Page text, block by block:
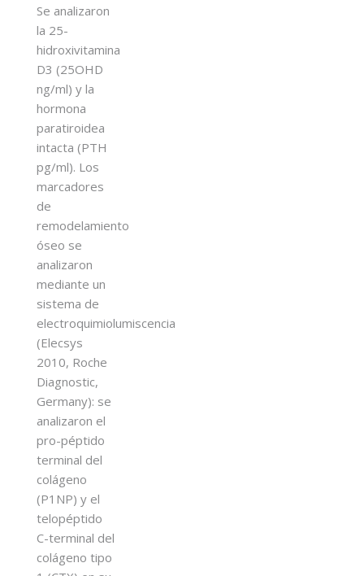
Se analizaron
la 25-
hidroxivitamina
D3 (25OHD
ng/ml) y la
hormona
paratiroidea
intacta (PTH
pg/ml). Los
marcadores
de
remodelamiento
óseo se
analizaron
mediante un
sistema de
electroquimiolumiscencia
(Elecsys
2010, Roche
Diagnostic,
Germany): se
analizaron el
pro-péptido
terminal del
colágeno
(P1NP) y el
telopéptido
C-terminal del
colágeno tipo